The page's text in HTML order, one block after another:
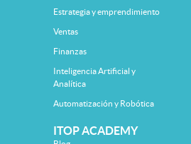
Estrategia y emprendimiento
Ventas
Finanzas
Inteligencia Artificial y
Analítica
Automatización y Robótica
ITOP ACADEMY